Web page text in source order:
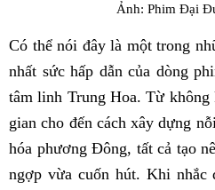
Ảnh: Phim Đại
Có thể nói đây là một trong
nhất sức hấp dẫn của dòng
tâm linh Trung Hoa. Từ
gian cho đến cách xây dựng
hóa phương Đông, tất cả tạo
ngợp vừa cuốn hút. Khi nhắc